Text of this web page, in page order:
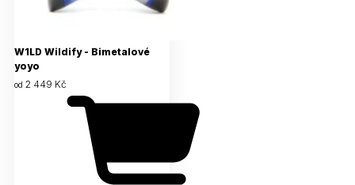
W1LD Wildify - Bimetalové
yoyo
od 2 449 Kč